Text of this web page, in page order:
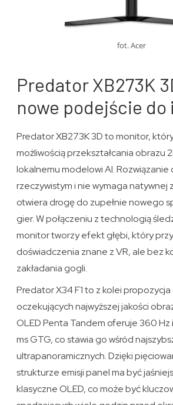
fot. Acer
Predator XB273K
nowe podejście
Predator XB273K 3D to monitor,
możliwością przekształcania obrazu
lokalnemu modelowi AI. Rozwiązanie
rzeczywistym i nie wymaga natywnej
otwiera drogę do zupełnie nowego
gier. W połączeniu z technologią
monitor tworzy efekt głębi, który
doświadczenia znane z VR, ale bez
zakładania gogli.
Predator X34 F1 to z kolei
oczekujących najwyższej jakości
OLED Penta Tandem oferuje 360 Hz
ms GTG, co stawia go wśród
ultrapanoramicznych. Dzięki
strukturze emisji panel ma być
klasyczne OLED, co może być